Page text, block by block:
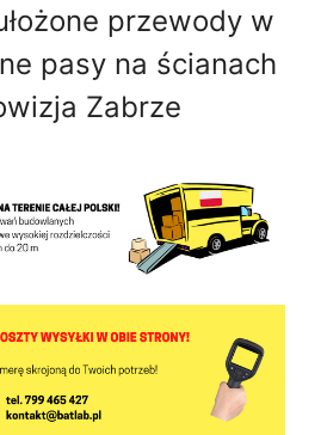
przewody w
pasy na ścianach
Zabrze